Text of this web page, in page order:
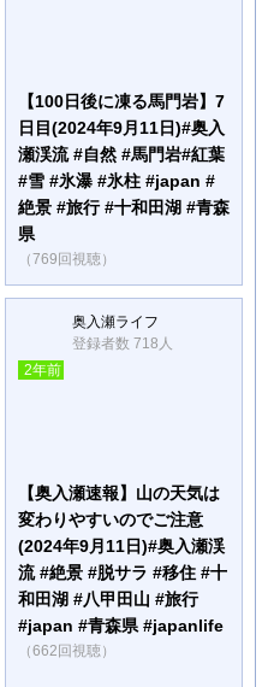
【100日後に凍る馬門岩】7
日目(2024年9月11日)#奥入
瀬渓流 #自然 #馬門岩#紅葉
#雪 #氷瀑 #氷柱 #japan #
絶景 #旅行 #十和田湖 #青森
県
（769回視聴）
奥入瀬ライフ
登録者数 718人
2年前
【奥入瀬速報】山の天気は
変わりやすいのでご注意
(2024年9月11日)#奥入瀬渓
流 #絶景 #脱サラ #移住 #十
和田湖 #八甲田山 #旅行
#japan #青森県 #japanlife
（662回視聴）